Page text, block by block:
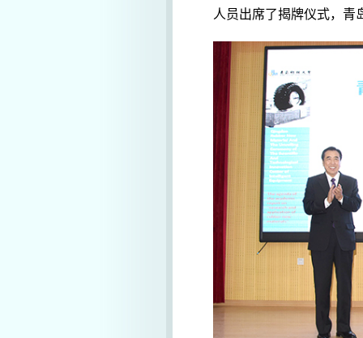
人员出席了揭牌仪式，青